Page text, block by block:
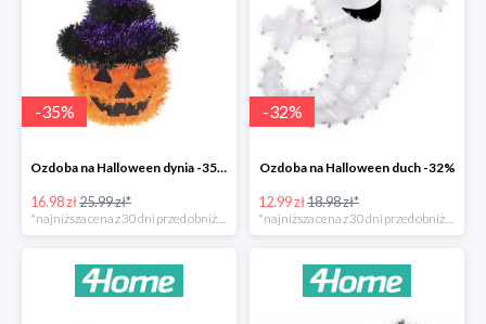
-35%
Ozdoba na Halloween dynia -35%
16.98 zł25.99 zł*
*najniższa cena z 30 dni przed obniżką
-32%
Ozdoba na Halloween duch -32%
12.99 zł18.98 zł*
*najniższa cena z 30 dni przed obniżką